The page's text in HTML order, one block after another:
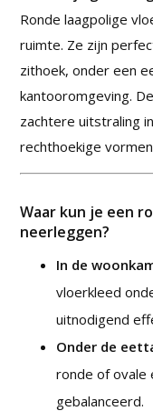
Ronde laagpolige
ruimte. Ze zijn
zithoek, onder een
kantooromgeving.
zachtere uitstraling
rechthoekige
Waar kun je een
neerleggen?
In de
vloerkleed
uitnodigend
Onder de
ronde of ovale
gebalanceerd.